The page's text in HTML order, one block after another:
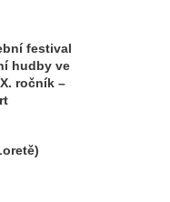
festival
hudby ve
ročník –